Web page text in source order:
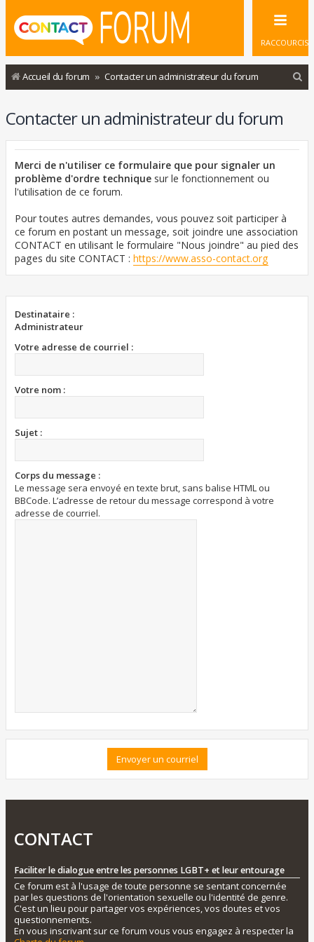
RACCOURCIS
Accueil du forum Contacter un administrateur du forum
Contacter un administrateur du forum
Merci de n'utiliser ce formulaire que pour signaler un
problème d'ordre technique sur le fonctionnement ou
l'utilisation de ce forum.
Pour toutes autres demandes, vous pouvez soit participer à
ce forum en postant un message, soit joindre une association
CONTACT en utilisant le formulaire "Nous joindre" au pied des
pages du site CONTACT : https://www.asso-contact.org
Destinataire :
Administrateur
Votre adresse de courriel :
Votre nom :
Sujet :
Corps du message :
Le message sera envoyé en texte brut, sans balise HTML ou
BBCode. L’adresse de retour du message correspond à votre
adresse de courriel.
CONTACT
Faciliter le dialogue entre les personnes LGBT+ et leur entourage
Ce forum est à l'usage de toute personne se sentant concernée
par les questions de l'orientation sexuelle ou l'identité de genre.
C'est un lieu pour partager vos expériences, vos doutes et vos
questionnements.
En vous inscrivant sur ce forum vous vous engagez à respecter la